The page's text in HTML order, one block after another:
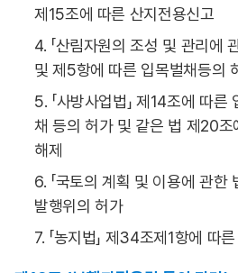
제15조에 따른 산지전용신고
4. 「산림자원의 조성 및 관리에
및 제5항에 따른 입목벌채등의
5. 「사방사업법」 제14조에 따
채 등의 허가 및 같은 법 제20조
해제
6. 「국토의 계획 및 이용에 관한
발행위의 허가
7. 「농지법」 제34조제1항에 따